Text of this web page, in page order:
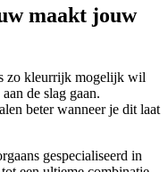
maakt jouw
zo kleurrijk mogelijk wil
de slag gaan.
beter wanneer je dit laat
gespecialiseerd in